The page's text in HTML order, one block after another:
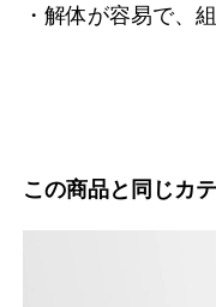
・解体が容易で、
この商品と同じカ